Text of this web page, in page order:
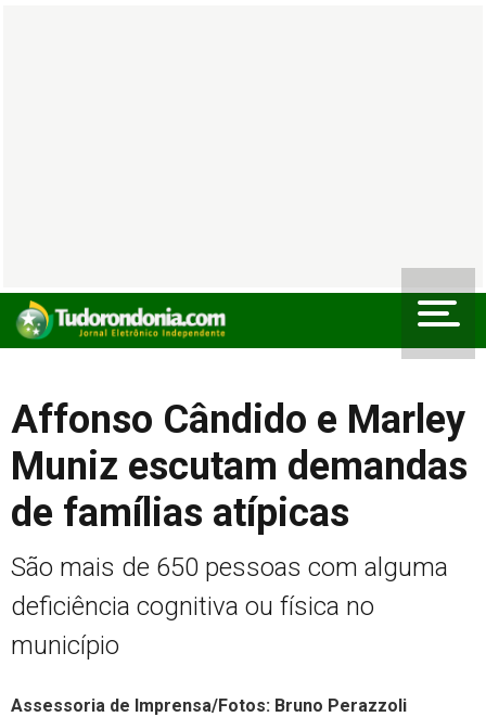
Affonso Cândido e Marley
Muniz escutam demandas
de famílias atípicas
São mais de 650 pessoas com alguma
deficiência cognitiva ou física no
município
Assessoria de Imprensa/Fotos: Bruno Perazzoli